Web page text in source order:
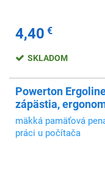
4,40 €
SKLADOM
Powerton
zápästia,
mäkká pamäťová
práci u počítača